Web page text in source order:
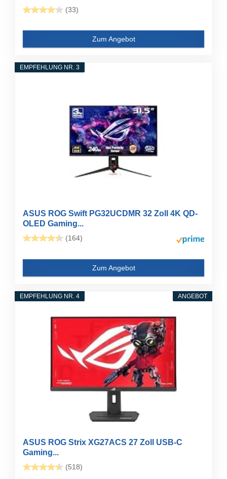
(33)
Zum Angebot
EMPFEHLUNG NR. 3
ASUS ROG Swift PG32UCDMR 32 Zoll 4K QD-
OLED Gaming...
(164)
Zum Angebot
ANGEBOT
EMPFEHLUNG NR. 4
ASUS ROG Strix XG27ACS 27 Zoll USB-C
Gaming...
(518)